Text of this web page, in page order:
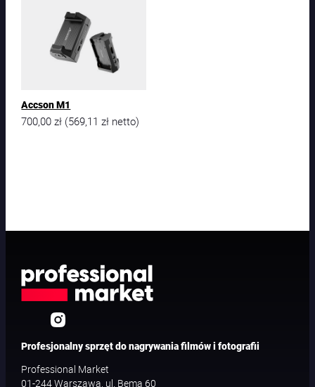
Accson M1
700,00zł (569,11zł netto)
Profesjonalny sprzęt do nagrywania filmów i fotografii
Professional Market
01-244 Warszawa, ul. Bema 60